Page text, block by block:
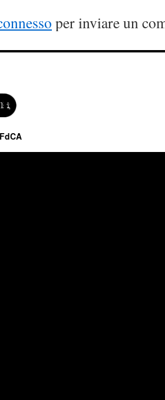
per inviare un